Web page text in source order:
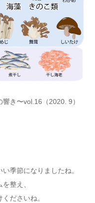
き〜vol.16（2020. 9）
季節になりましたね。
整え、
ださいね。